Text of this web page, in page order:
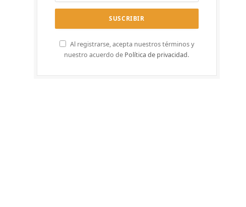
Al registrarse, acepta nuestros términos y
nuestro acuerdo de Política de privacidad.